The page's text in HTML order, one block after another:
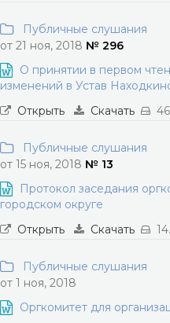
Публичные слушания
от 21 ноя, 2018 № 296
О принятии в первом
изменений в Устав
Открыть
Скачать
Публичные слушания
от 15 ноя, 2018 № 13
Протокол заседания
городском округе
Открыть
Скачать
Публичные слушания
от 1 ноя, 2018
Оргкомитет для